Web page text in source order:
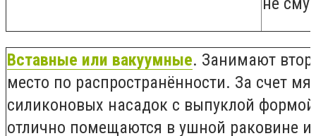
Вставные или вакуумные. Занимают
место по распространённости. За счет
силиконовых насадок с выпуклой
отлично помещаются в ушной раковине и